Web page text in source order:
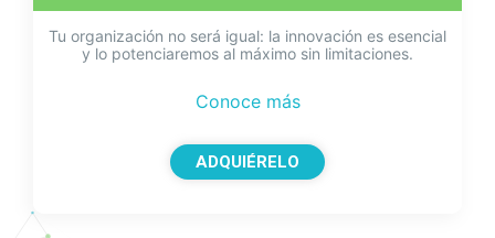
Tu organización no será igual: la innovación es esencial
y lo potenciaremos al máximo sin limitaciones.
Conoce más
ADQUIÉRELO